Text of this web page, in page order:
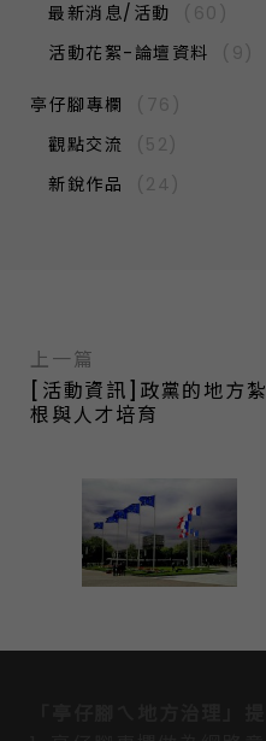
最新消息/活動
(60)
活動花絮-論壇資料
(9)
亭仔腳專欄
(76)
觀點交流
(52)
新銳作品
(24)
上一篇
[活動資訊]政黨的地方紮
根與人才培育